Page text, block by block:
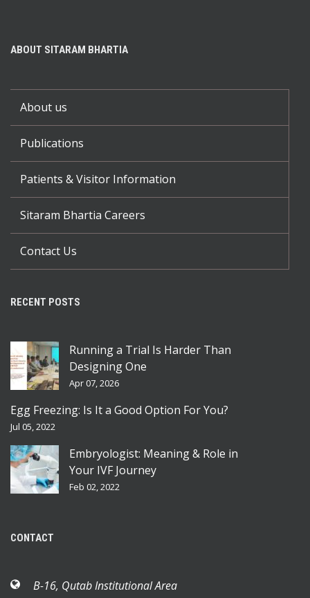
ABOUT SITARAM BHARTIA
About us
Publications
Patients & Visitor Information
Sitaram Bhartia Careers
Contact Us
RECENT POSTS
Running a Trial Is Harder Than
Designing One
Apr 07, 2026
Egg Freezing: Is It a Good Option For You?
Jul 05, 2022
Embryologist: Meaning & Role in
Your IVF Journey
Feb 02, 2022
CONTACT
B-16, Qutab Institutional Area